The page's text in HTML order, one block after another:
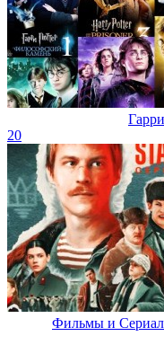
20
Фильмы и